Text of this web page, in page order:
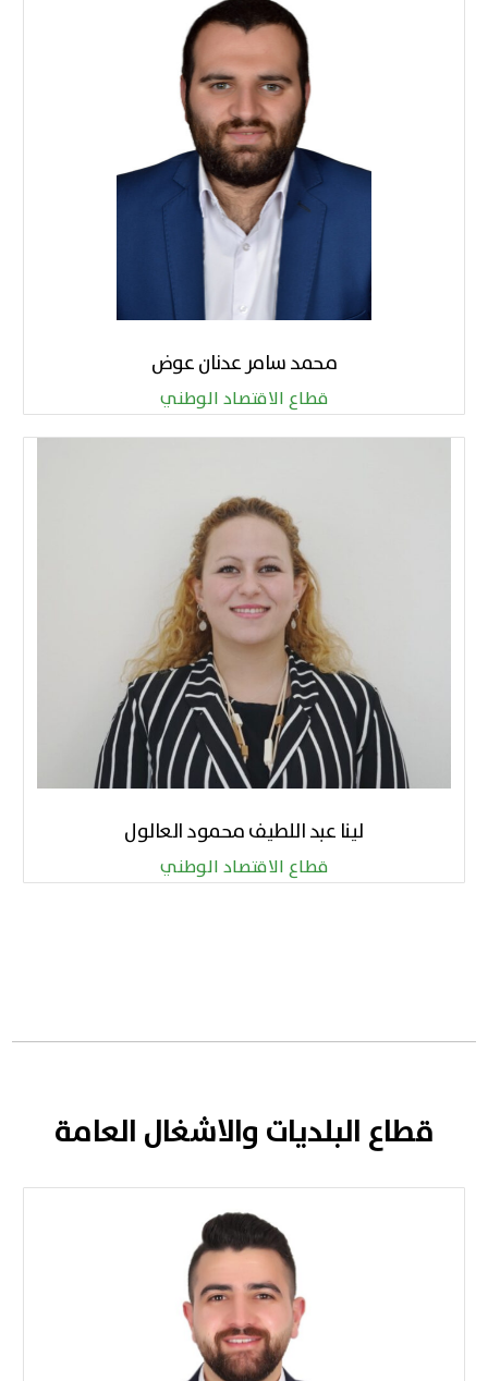
محمد سامر عدنان عوض
قطاع الاقتصاد الوطني
لينا عبد اللطيف محمود العالول
قطاع الاقتصاد الوطني
قطاع البلديات والاشغال العامة